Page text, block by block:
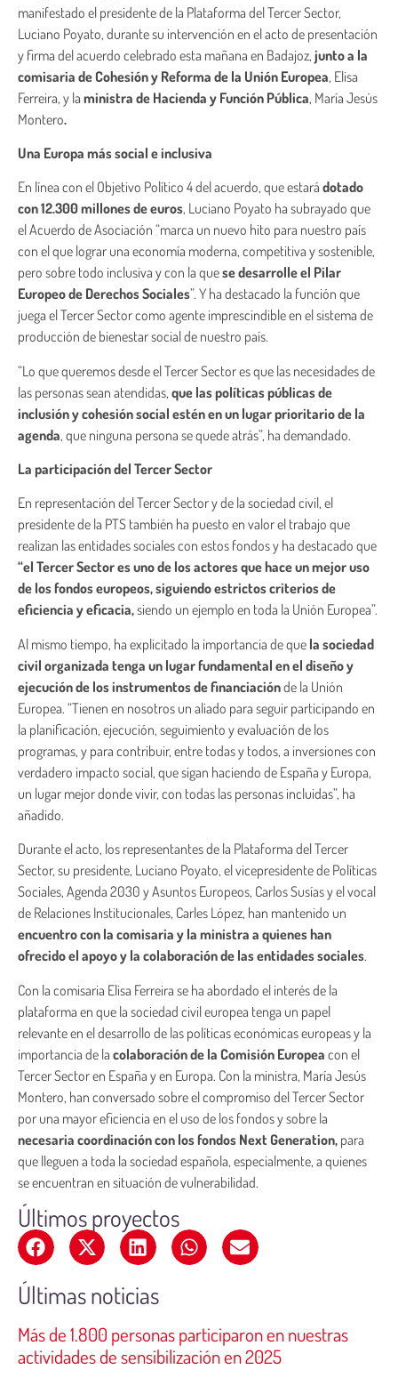
manifestado el presidente de la Plataforma del Tercer Sector,
Luciano Poyato, durante su intervención en el acto de presentación
y firma del acuerdo celebrado esta mañana en Badajoz, junto a la
comisaria de Cohesión y Reforma de la Unión Europea, Elisa
Ferreira, y la ministra de Hacienda y Función Pública, María Jesús
Montero.
Una Europa más social e inclusiva
En línea con el Objetivo Político 4 del acuerdo, que estará dotado
con 12.300 millones de euros, Luciano Poyato ha subrayado que
el Acuerdo de Asociación “marca un nuevo hito para nuestro país
con el que lograr una economía moderna, competitiva y sostenible,
pero sobre todo inclusiva y con la quese desarrolle el Pilar
Europeo de Derechos Sociales”. Y ha destacado la función que
juega el Tercer Sector como agente imprescindible en el sistema de
producción de bienestar social de nuestro país.
“Lo que queremos desde el Tercer Sector es que las necesidades de
las personas sean atendidas, que las políticas públicas de
inclusión y cohesión social estén en un lugar prioritario de la
agenda, que ninguna persona se quede atrás”, ha demandado.
La participación del Tercer Sector
En representación del Tercer Sector y de la sociedad civil, el
presidente de la PTS también ha puesto en valor el trabajo que
realizan las entidades sociales con estos fondos y ha destacado que
“el Tercer Sector es uno de los actores que hace un mejor uso
de los fondos europeos, siguiendo estrictos criterios de
eficiencia y eficacia,siendo un ejemplo en toda la Unión Europea”.
Al mismo tiempo, ha explicitado la importancia de que la sociedad
civil organizada tenga un lugar fundamental en el diseño y
ejecución de los instrumentos de financiaciónde la Unión
Europea. “Tienen en nosotros un aliado para seguir participando en
la planificación, ejecución, seguimiento y evaluación de los
programas, y para contribuir, entre todas y todos, a inversiones con
verdadero impacto social, que sigan haciendo de España y Europa,
un lugar mejor donde vivir, con todas las personas incluidas”, ha
añadido.
Durante el acto, los representantes de la Plataforma del Tercer
Sector, su presidente, Luciano Poyato, el vicepresidente de Políticas
Sociales, Agenda 2030 y Asuntos Europeos, Carlos Susías y el vocal
de Relaciones Institucionales, Carles López, han mantenido un
encuentro con la comisaria y la ministra a quienes han
ofrecidoel apoyo y la colaboración de las entidades sociales.
Con la comisaria Elisa Ferreira se ha abordado el interés de la
plataforma en que la sociedad civil europea tenga un papel
relevante en el desarrollo de las políticas económicas europeas y la
importancia de la colaboración de la Comisión Europea con el
Tercer Sector en España y en Europa. Con la ministra, María Jesús
Montero, han conversado sobre el compromiso del Tercer Sector
por una mayor eficiencia en el uso de los fondos y sobre la
necesaria coordinación con los fondos Next Generation, para
que lleguen a toda la sociedad española, especialmente, a quienes
se encuentran en situación de vulnerabilidad.
Últimos proyectos
Últimas noticias
Más de 1.800 personas participaron en nuestras
actividades de sensibilización en 2025